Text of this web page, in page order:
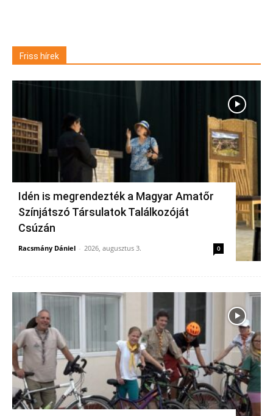
Friss hírek
Idén is megrendezték a Magyar Amatőr
Színjátszó Társulatok Találkozóját
Csúzán
Racsmány Dániel - 2026, augusztus 3. 0